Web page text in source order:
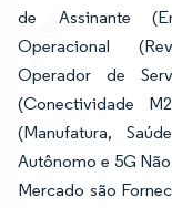
de Assinante
Operacional
Operador de
(Conectividade
(Manufatura,
Autônomo e 5G
Mercado são